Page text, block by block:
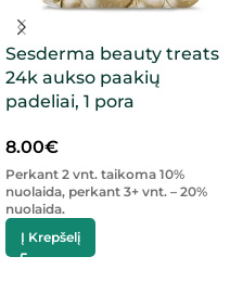
Sesderma beauty treats
24k aukso paakių
padeliai, 1 pora
8.00€
Perkant 2 vnt. taikoma 10%
nuolaida, perkant 3+ vnt. – 20%
nuolaida.
Į Krepšelį